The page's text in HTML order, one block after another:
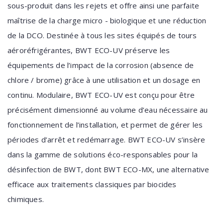
sous-produit dans les rejets et offre ainsi une parfaite
maîtrise de la charge micro - biologique et une réduction
de la DCO. Destinée à tous les sites équipés de tours
aéroréfrigérantes, BWT ECO-UV préserve les
équipements de l’impact de la corrosion (absence de
chlore / brome) grâce à une utilisation et un dosage en
continu. Modulaire, BWT ECO-UV est conçu pour être
précisément dimensionné au volume d’eau nécessaire au
fonctionnement de l’installation, et permet de gérer les
périodes d’arrêt et redémarrage. BWT ECO-UV s’insère
dans la gamme de solutions éco-responsables pour la
désinfection de BWT, dont BWT ECO-MX, une alternative
efficace aux traitements classiques par biocides
chimiques.